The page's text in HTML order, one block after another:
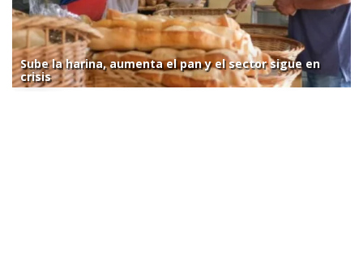
Sube la harina, aumenta el pan y el sector sigue en
crisis